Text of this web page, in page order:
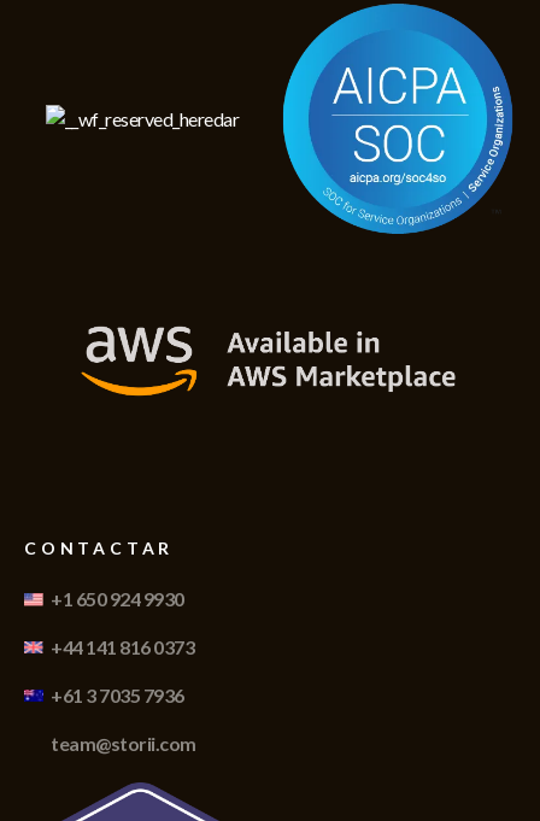
CONTACTAR
+1 650 924 9930
+44 141 816 0373
+61 3 7035 7936
team@storii.com